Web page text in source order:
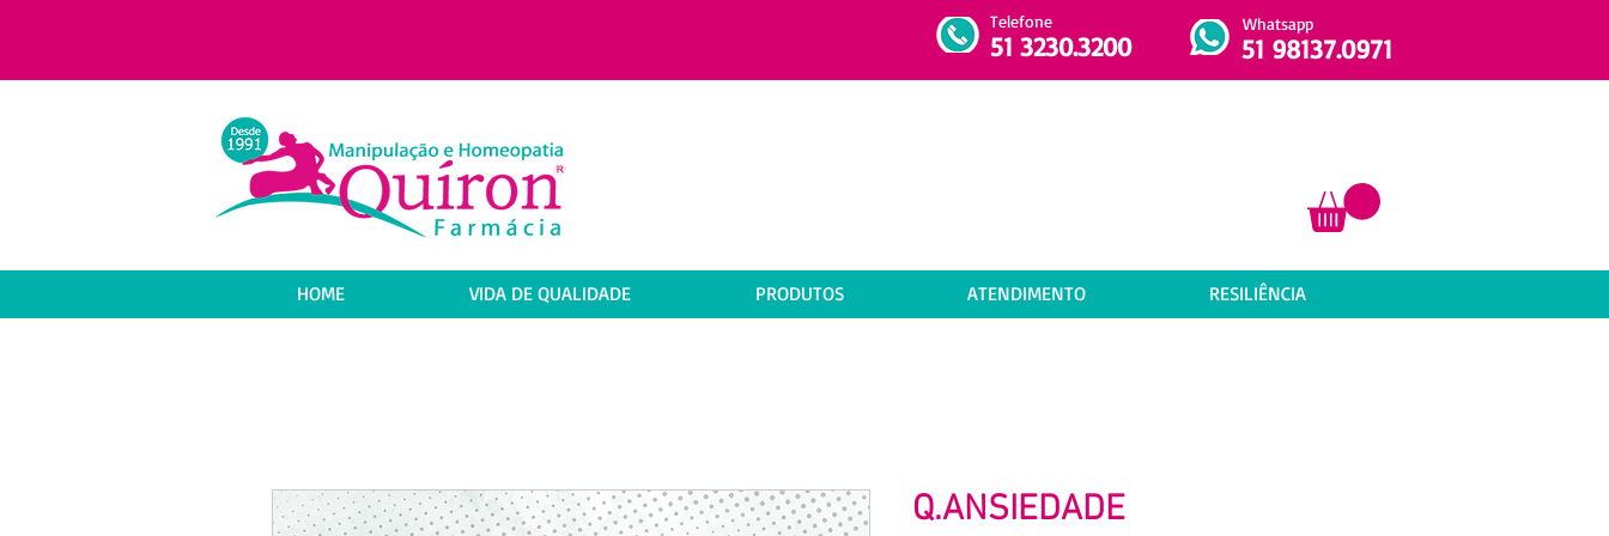
51 3230.3200
Telefone
51 98137.0971
Whatsapp
HOME VIDA DE QUALIDADE PRODUTOS ATENDIMENTO RESILIÊNCIA
Q.ANSIEDADE